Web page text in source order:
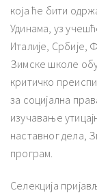
која ће бити
Удинама, уз
Италије, Србије,
Зимске школе
критичко
за социјална
изучавање
наставног дела,
програм.
Селекција